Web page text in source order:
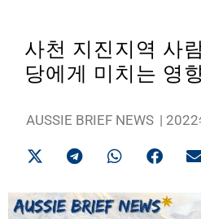
사천 지진지역 사
당에게 미치는 영
AUSSIE BRIEF NEWS | 2022